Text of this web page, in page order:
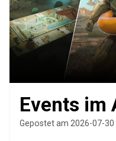
Events im
Gepostet am 2026-07-30